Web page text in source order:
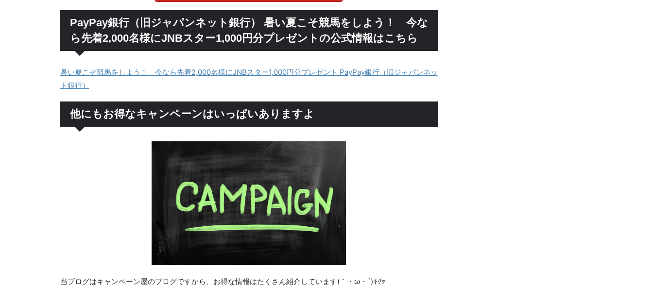
PayPay銀行（旧ジャパンネット銀行） 暑い夏こそ競馬をしよう！ 今な
ら先着2,000名様にJNBスター1,000円分プレゼントの公式情報はこちら
暑い夏こそ競馬をしよう！ 今なら先着2,000名様にJNBスター1,000円分プレゼント PayPay銀行（旧ジャパンネッ
ト銀行）
他にもお得なキャンペーンはいっぱいありますよ
当ブログはキャンペーン屋のブログですから、お得な情報はたくさん紹介しています(｀・ω・´)ｷﾘｯ